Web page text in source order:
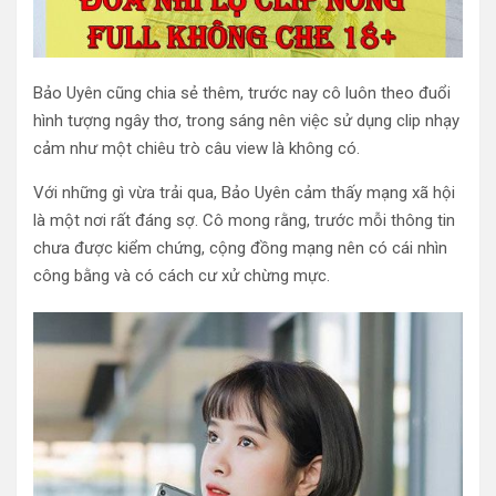
Bảo Uyên cũng chia sẻ thêm, trước nay cô luôn theo đuổi
hình tượng ngây thơ, trong sáng nên việc sử dụng clip nhạy
cảm như một chiêu trò câu view là không có.
Với những gì vừa trải qua, Bảo Uyên cảm thấy mạng xã hội
là một nơi rất đáng sợ. Cô mong rằng, trước mỗi thông tin
chưa được kiểm chứng, cộng đồng mạng nên có cái nhìn
công bằng và có cách cư xử chừng mực.